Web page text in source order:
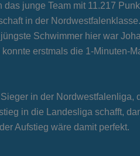
junge Team mit 11.217
in der
Schwimmer hier war
erstmals die 1-Minuten-
in der
in die Landesliga schafft,
Aufstieg wäre damit perfekt.